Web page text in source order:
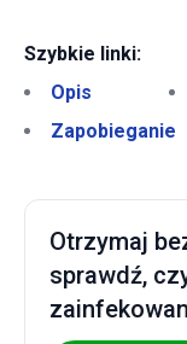
Szybkie linki:
Opis
Zapobieganie
Otrzymaj
sprawdź,